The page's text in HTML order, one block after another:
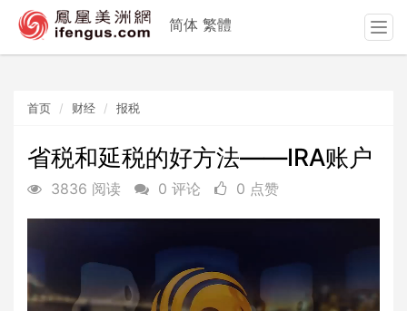
首页 财经 报税
省税和延税的好方法——IRA账户
3836 阅读 0 评论 0 点赞
简体 繁體
T
o
n
i